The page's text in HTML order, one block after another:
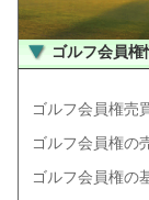
ゴルフ会員権
ゴルフ会員権売
ゴルフ会員権の
ゴルフ会員権の